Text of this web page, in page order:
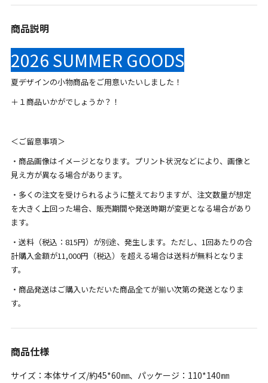
商品説明
2026 SUMMER GOODS
夏デザインの小物商品をご用意いたいしました！
＋１商品いかがでしょうか？！
＜ご留意事項＞
・商品画像はイメージとなります。プリント状況などにより、画像と
見え方が異なる場合があります。
・多くの注文を受けられるように整えておりますが、注文数量が想定
を大きく上回った場合、販売期間や発送時期が変更となる場合があり
ます。
・送料（税込：815円）が別途、発生します。ただし、1回あたりの合
計購入金額が11,000円（税込）を超える場合は送料が無料となりま
す。
・商品発送はご購入いただいた商品全てが揃い次第の発送となりま
す。
商品仕様
サイズ：本体サイズ/約45*60㎜、パッケージ：110*140㎜